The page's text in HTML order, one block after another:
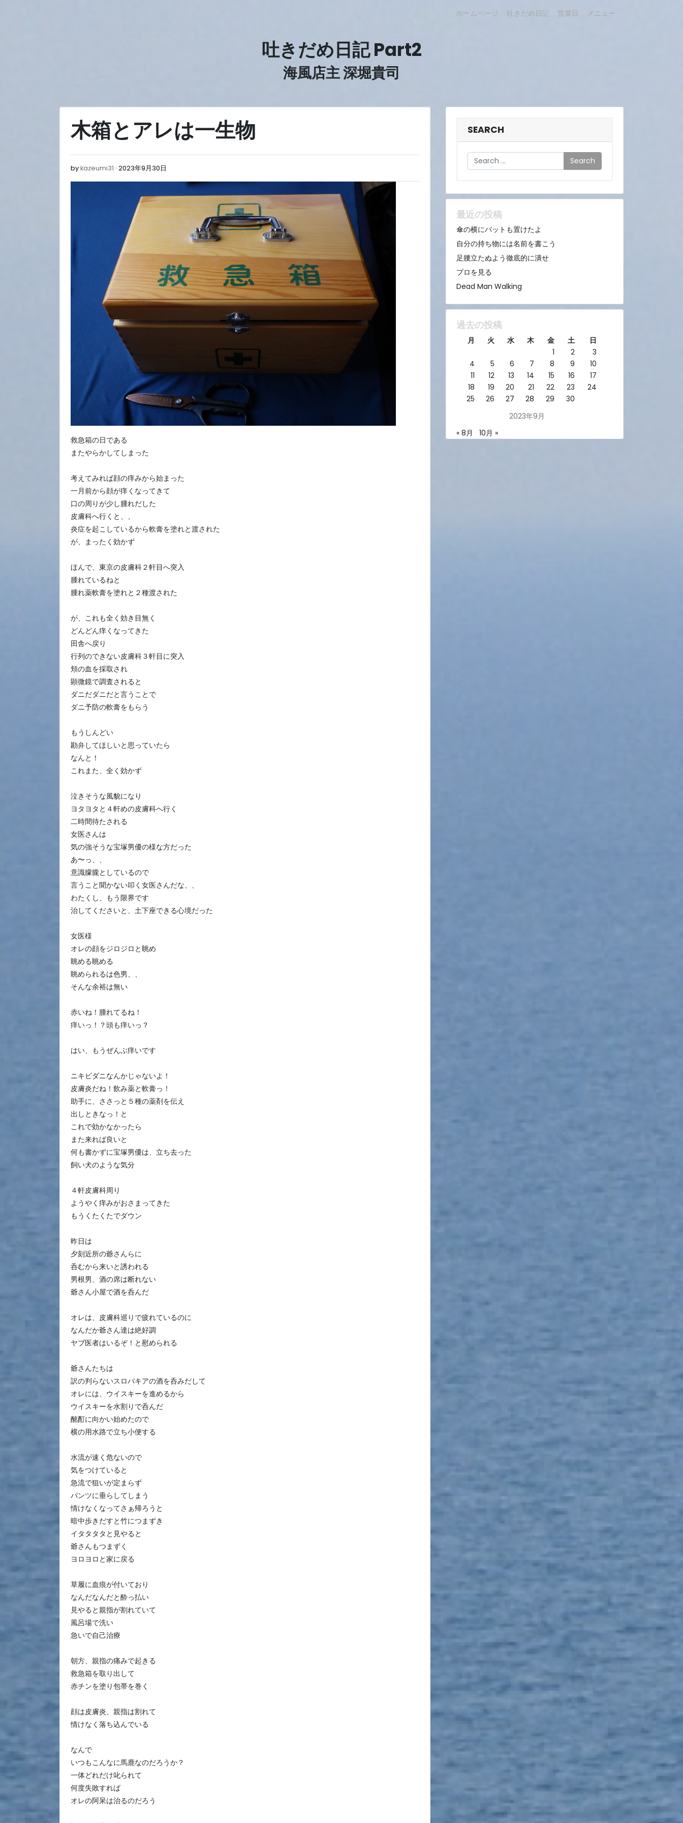
ホームページ 吐きだめ日記 営業日 メニュー
吐きだめ日記 Part2
海風店主 深堀貴司
木箱とアレは一生物
bykazeumi31 2023年9月30日
月
救急箱の日である
またやらかしてしまった
考えてみれば顔の痒みから始まった
一月前から顔が痒くなってきて
口の周りが少し腫れだした
皮膚科へ行くと、、
炎症を起こしているから軟膏を塗れと渡された
が、まったく効かず
ほんで、東京の皮膚科２軒目へ突入
腫れているねと
腫れ薬軟膏を塗れと２種渡された
が、これも全く効き目無く
どんどん痒くなってきた
田舎へ戻り
行列のできない皮膚科３軒目に突入
頬の血を採取され
顕微鏡で調査されると
ダニだダニだと言うことで
ダニ予防の軟膏をもらう
もうしんどい
勘弁してほしいと思っていたら
なんと！
これまた、全く効かず
泣きそうな風貌になり
ヨタヨタと４軒めの皮膚科へ行く
二時間待たされる
女医さんは
気の強そうな宝塚男優の様な方だった
あ〜っ、、
意識朦朧としているので
言うこと聞かない叩く女医さんだな、、
わたくし、もう限界です
治してくださいと、土下座できる心境だった
女医様
オレの顔をジロジロと眺め
眺める眺める
眺められるは色男、、
そんな余裕は無い
赤いね！腫れてるね！
痒いっ！？頭も痒いっ？
はい、もうぜんぶ痒いです
ニキビダニなんかじゃないよ！
皮膚炎だね！飲み薬と軟膏っ！
助手に、ささっと５種の薬剤を伝え
出しときなっ！と
これで効かなかったら
また来れば良いと
何も書かずに宝塚男優は、立ち去った
飼い犬のような気分
４軒皮膚科周り
ようやく痒みがおさまってきた
もうくたくたでダウン
昨日は
夕刻近所の爺さんらに
呑むから来いと誘われる
男根男、酒の席は断れない
爺さん小屋で酒を呑んだ
オレは、皮膚科巡りで疲れているのに
なんだか爺さん達は絶好調
ヤブ医者はいるぞ！と慰められる
爺さんたちは
訳の判らないスロバキアの酒を呑みだして
オレには、ウイスキーを進めるから
ウイスキーを水割りで呑んだ
酩酊に向かい始めたので
横の用水路で立ち小便する
水流が速く危ないので
気をつけていると
急流で狙いが定まらず
パンツに垂らしてしまう
情けなくなってさぁ帰ろうと
暗中歩きだすと竹につまずき
イタタタタと見やると
爺さんもつまずく
ヨロヨロと家に戻る
草履に血痕が付いており
なんだなんだと酔っ払い
見やると親指が割れていて
風呂場で洗い
急いで自己治療
朝方、親指の痛みで起きる
救急箱を取り出して
赤チンを塗り包帯を巻く
顔は皮膚炎、親指は割れて
情けなく落ち込んでいる
なんで
いつもこんなに馬鹿なのだろうか？
一体どれだけ叱られて
何度失敗すれば
オレの阿呆は治るのだろう
SEARCH
Search
最近の投稿
傘の横にバットも置けたよ
自分の持ち物には名前を書こう
足腰立たぬよう徹底的に潰せ
プロを見る
Dead Man Walking
過去の投稿
2023年9月
月 火 水 木 金 土
日
1
2
3
4
5 6 7 8 9
10
11
12 13 14 15 16
17
18
19 20 21 22 23
24
25
26 27 28 29 30
« 8月 10月 »